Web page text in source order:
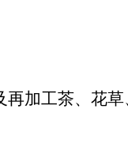
再加工茶、花